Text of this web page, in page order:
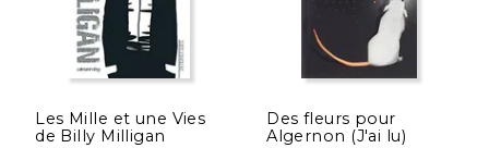
Les Mille et une Vies
de Billy Milligan
Des fleurs pour
Algernon (J'ai lu)